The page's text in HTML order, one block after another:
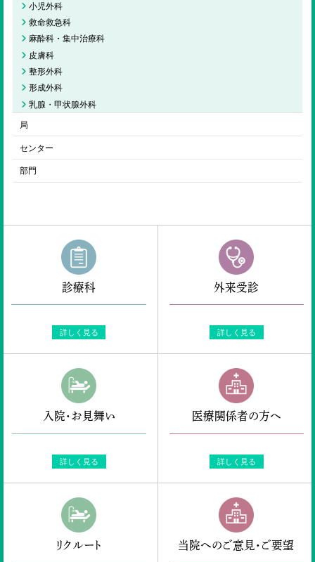
小児外科
救命救急科
麻酔科・集中治療科
皮膚科
整形外科
形成外科
乳腺・甲状腺外科
局
センター
部門
診療科
詳しく見る
外来受診
詳しく見る
入院・お見舞い
詳しく見る
医療関係者の方へ
詳しく見る
リクルート 当院へのご意見・ご要望